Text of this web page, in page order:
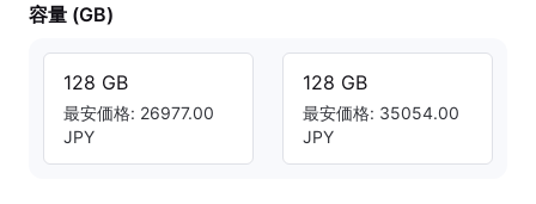
容量 (GB)
128 GB
最安価格: 26977.00
JPY
128 GB
最安価格: 35054.00
JPY